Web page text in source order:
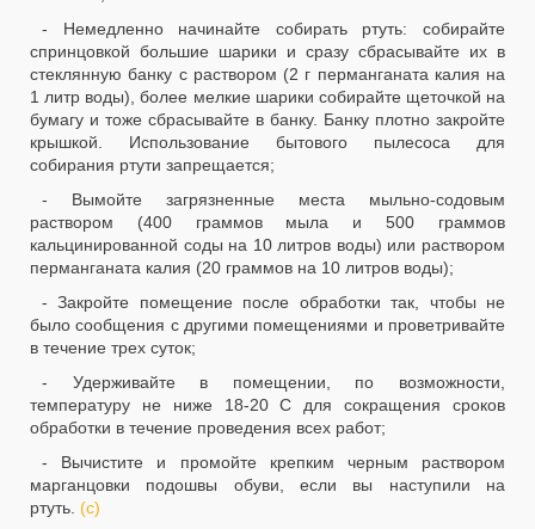
- Немедленно начинайте собирать ртуть: собирайте
спринцовкой большие шарики и сразу сбрасывайте их в
стеклянную банку с раствором (2 г перманганата калия на
1 литр воды), более мелкие шарики собирайте щеточкой на
бумагу и тоже сбрасывайте в банку. Банку плотно закройте
крышкой. Использование бытового пылесоса для
собирания ртути запрещается;
- Вымойте загрязненные места мыльно-содовым
раствором (400 граммов мыла и 500 граммов
кальцинированной соды на 10 литров воды) или раствором
перманганата калия (20 граммов на 10 литров воды);
- Закройте помещение после обработки так, чтобы не
было сообщения с другими помещениями и проветривайте
в течение трех суток;
- Удерживайте в помещении, по возможности,
температуру не ниже 18-20 С для сокращения сроков
обработки в течение проведения всех работ;
- Вычистите и промойте крепким черным раствором
марганцовки подошвы обуви, если вы наступили на
ртуть. (с)